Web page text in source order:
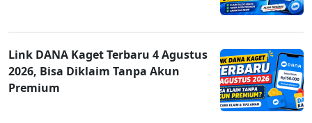
Link DANA Kaget Terbaru 4 Agustus
2026, Bisa Diklaim Tanpa Akun
Premium